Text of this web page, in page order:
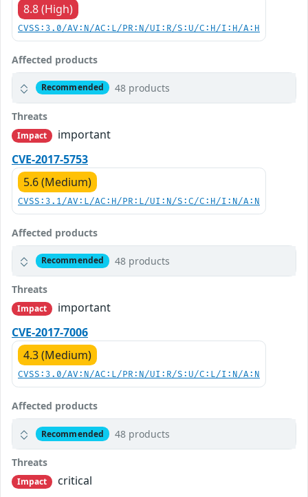
8.8 (High)
CVSS:3.0/AV:N/AC:L/PR:N/UI:R/S:U/C:H/I:H/A:H
Affected products
Recommended 48 products
Threats
Impact
important
CVE-2017-5753
5.6 (Medium)
CVSS:3.1/AV:L/AC:H/PR:L/UI:N/S:C/C:H/I:N/A:N
Affected products
Recommended 48 products
Threats
Impact
important
CVE-2017-7006
4.3 (Medium)
CVSS:3.0/AV:N/AC:L/PR:N/UI:R/S:U/C:L/I:N/A:N
Affected products
Recommended 48 products
Threats
Impact
critical